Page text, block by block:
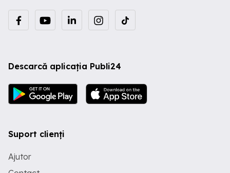
Descarcă aplicația Publi24
Suport clienți
Ajutor